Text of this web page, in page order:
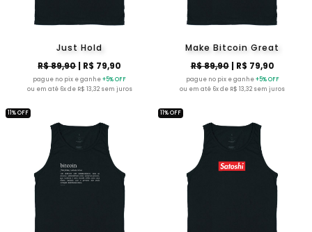
Just Hold
R$ 89,90| R$ 79,90
pague no pix e ganhe+5% OFF
ou em até 6x de R$ 13,32 sem juros
Make Bitcoin Great
R$ 89,90| R$ 79,90
pague no pix e ganhe+5% OFF
ou em até 6x de R$ 13,32 sem juros
11% OFF 11% OFF